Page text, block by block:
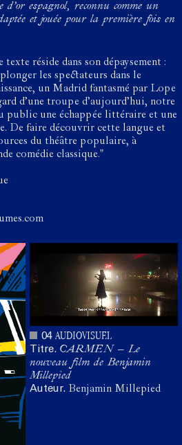
espagnol, reconnu comme un
et jouée pour la première fois en
texte réside dans son dépaysement :
les spectateurs dans le
un Madrid fantasmé par Lope
d’une troupe d’aujourd’hui, notre
public une échappée littéraire et une
De faire découvrir cette langue et
du théâtre populaire, à
comédie classique."
04 AUDIOVISUEL
Titre. CARMEN – Le
nouveau film de Benjamin
Millepied
Auteur. Benjamin Millepied